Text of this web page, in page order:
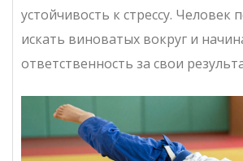
устойчивость к стрессу. Человек
искать виноватых вокруг и
ответственность за свои